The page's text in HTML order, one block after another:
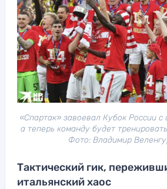
«Спартак» завоевал Кубок России с
а теперь команду будет
Фото: Владимир
Тактический гик,
итальянский хаос